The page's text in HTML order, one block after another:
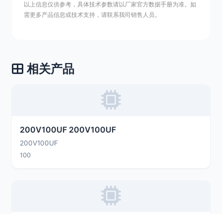
以上信息仅供参考，具体技术参数请以厂家官方数据手册为准。如
需更多产品信息或技术支持，请联系我司销售人员。
相关产品
200V100UF 200V100UF
200V100UF
100